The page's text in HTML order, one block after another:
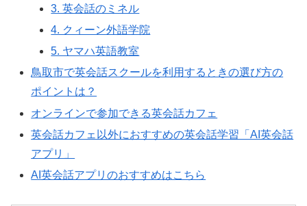
3. 英会話のミネル
4. クィーン外語学院
5. ヤマハ英語教室
鳥取市で英会話スクールを利用するときの選び方の
ポイントは？
オンラインで参加できる英会話カフェ
英会話カフェ以外におすすめの英会話学習「AI英会話
アプリ」
AI英会話アプリのおすすめはこちら